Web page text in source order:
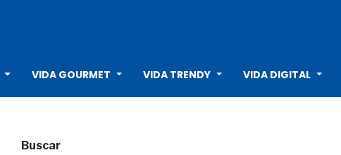
VIDA GOURMET VIDA TRENDY VIDA DIGITAL
Buscar